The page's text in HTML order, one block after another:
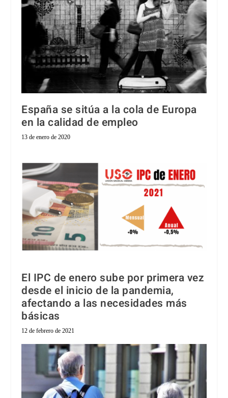
España se sitúa a la cola de Europa
en la calidad de empleo
13 de enero de 2020
El IPC de enero sube por primera vez
desde el inicio de la pandemia,
afectando a las necesidades más
básicas
12 de febrero de 2021